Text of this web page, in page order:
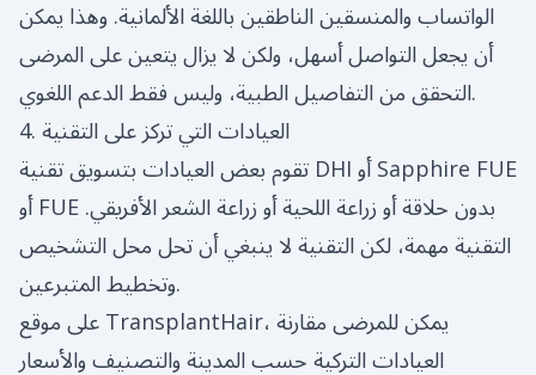
الواتساب والمنسقين الناطقين باللغة الألمانية. وهذا يمكن
أن يجعل التواصل أسهل، ولكن لا يزال يتعين على المرضى
التحقق من التفاصيل الطبية، وليس فقط الدعم اللغوي.
4. العيادات التي تركز على التقنية
تقوم بعض العيادات بتسويق تقنية DHI أو Sapphire FUE
أو FUE بدون حلاقة أو زراعة اللحية أو زراعة الشعر الأفريقي.
التقنية مهمة، لكن التقنية لا ينبغي أن تحل محل التشخيص
وتخطيط المتبرعين.
على موقع TransplantHair، يمكن للمرضى مقارنة
العيادات التركية حسب المدينة والتصنيف والأسعار